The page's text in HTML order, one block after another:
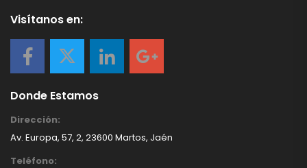
Visítanos en:
Donde Estamos
Teléfono:
Dirección:
Av. Europa, 57, 2, 23600 Martos, Jaén